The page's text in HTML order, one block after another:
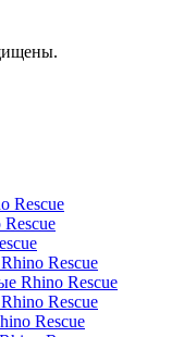
Rescue
Rescue
Rhino Rescue
Rescue
Rescue